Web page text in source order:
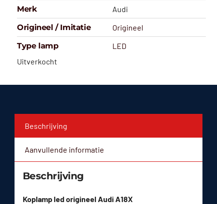
Merk
Audi
Origineel / Imitatie
Origineel
Type lamp
LED
Uitverkocht
Beschrijving
Aanvullende informatie
Beschrijving
Koplamp led origineel Audi A18X